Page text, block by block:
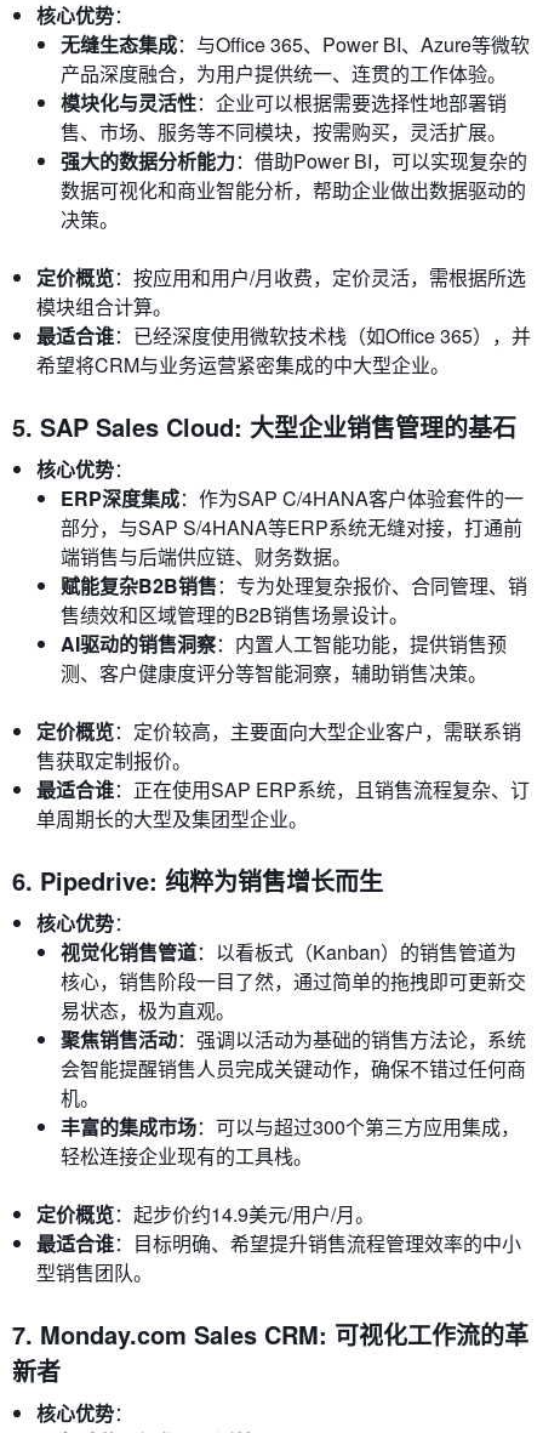
核心优势：
无缝生态集成：与Office 365、Power BI、Azure等微软
产品深度融合，为用户提供统一、连贯的工作体验。
模块化与灵活性：企业可以根据需要选择性地部署销
售、市场、服务等不同模块，按需购买，灵活扩展。
强大的数据分析能力：借助Power BI，可以实现复杂的
数据可视化和商业智能分析，帮助企业做出数据驱动的
决策。
定价概览：按应用和用户/月收费，定价灵活，需根据所选
模块组合计算。
最适合谁：已经深度使用微软技术栈（如Office 365），并
希望将CRM与业务运营紧密集成的中大型企业。
5. SAP Sales Cloud: 大型企业销售管理的基石
核心优势：
ERP深度集成：作为SAP C/4HANA客户体验套件的一
部分，与SAP S/4HANA等ERP系统无缝对接，打通前
端销售与后端供应链、财务数据。
赋能复杂B2B销售：专为处理复杂报价、合同管理、销
售绩效和区域管理的B2B销售场景设计。
AI驱动的销售洞察：内置人工智能功能，提供销售预
测、客户健康度评分等智能洞察，辅助销售决策。
定价概览：定价较高，主要面向大型企业客户，需联系销
售获取定制报价。
最适合谁：正在使用SAP ERP系统，且销售流程复杂、订
单周期长的大型及集团型企业。
6. Pipedrive: 纯粹为销售增长而生
核心优势：
视觉化销售管道：以看板式（Kanban）的销售管道为
核心，销售阶段一目了然，通过简单的拖拽即可更新交
易状态，极为直观。
聚焦销售活动：强调以活动为基础的销售方法论，系统
会智能提醒销售人员完成关键动作，确保不错过任何商
机。
丰富的集成市场：可以与超过300个第三方应用集成，
轻松连接企业现有的工具栈。
定价概览：起步价约14.9美元/用户/月。
最适合谁：目标明确、希望提升销售流程管理效率的中小
型销售团队。
7. Monday.com Sales CRM: 可视化工作流的革
新者
核心优势：